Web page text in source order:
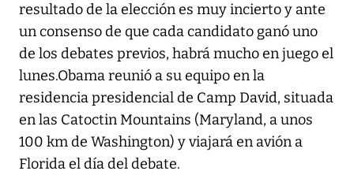
resultado de la elección es muy incierto y ante
un consenso de que cada candidato ganó uno
de los debates previos, habrá mucho en juego el
lunes.Obama reunió a su equipo en la
residencia presidencial de Camp David, situada
en las Catoctin Mountains (Maryland, a unos
100 km de Washington) y viajará en avión a
Florida el día del debate.